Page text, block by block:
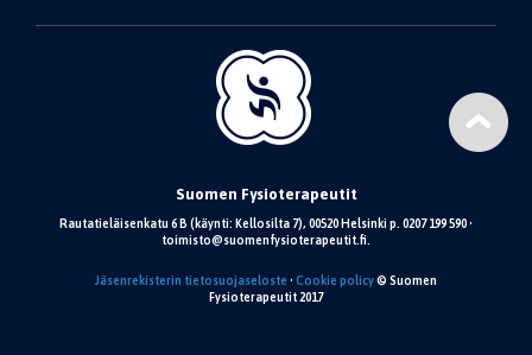
Suomen Fysioterapeutit
Rautatieläisenkatu 6 B (käynti: Kellosilta 7), 00520 Helsinki p. 0207 199 590 •
toimisto@suomenfysioterapeutit.fi.
Jäsenrekisterin tietosuojaseloste • Cookie policy© Suomen
Fysioterapeutit 2017